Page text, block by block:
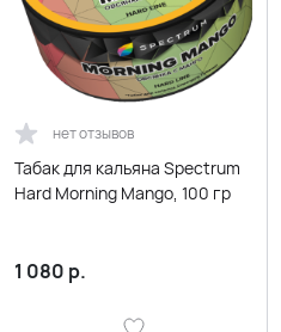
нет отзывов
Табак для кальяна Spectrum
Hard Morning Mango, 100 гр
1 080 р.